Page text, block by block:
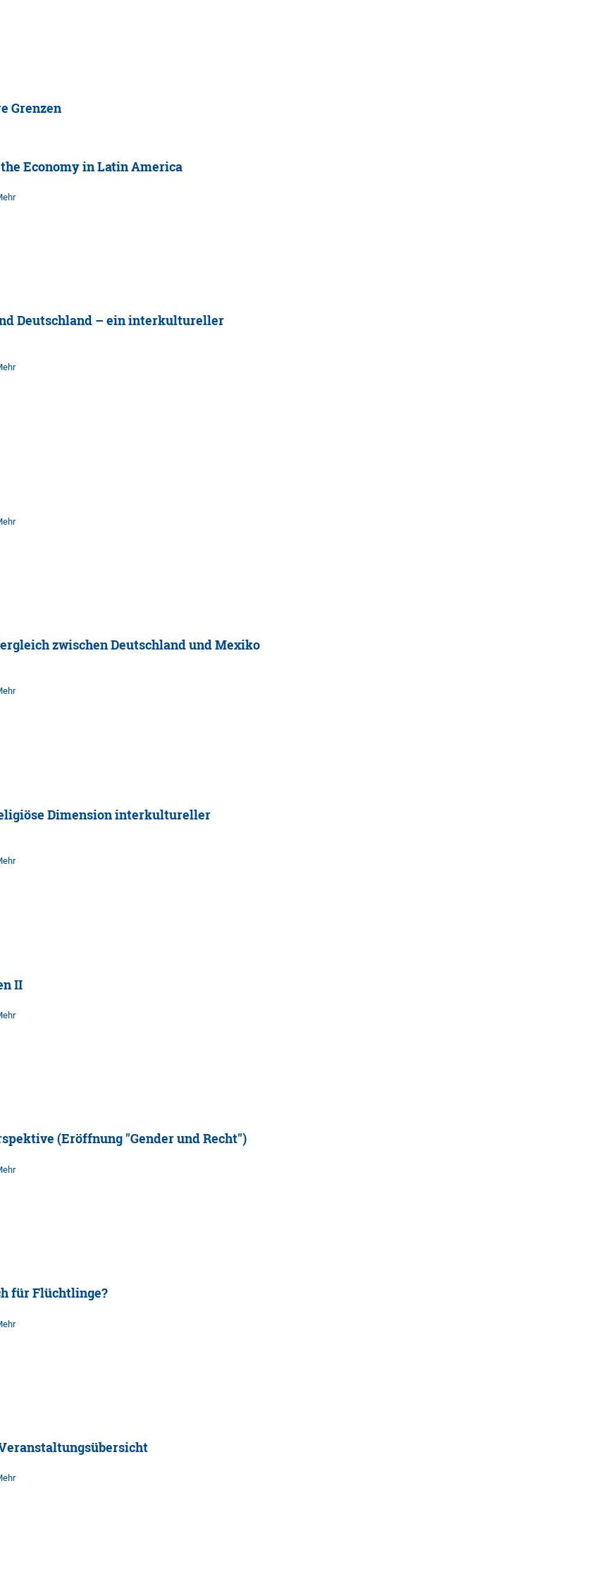
Grenzen
Economy in Latin America
Deutschland – ein interkultureller
zwischen Deutschland und Mexiko
Dimension interkultureller
II
(Eröffnung "Gender und Recht")
für Flüchtlinge?